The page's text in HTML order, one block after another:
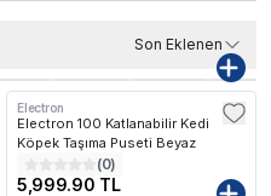
Son Eklenen
Kargo Bedava
Electron
Electron 100 Katlanabilir Kedi
Köpek Taşıma Puseti Beyaz
(0)
5,999.90 TL